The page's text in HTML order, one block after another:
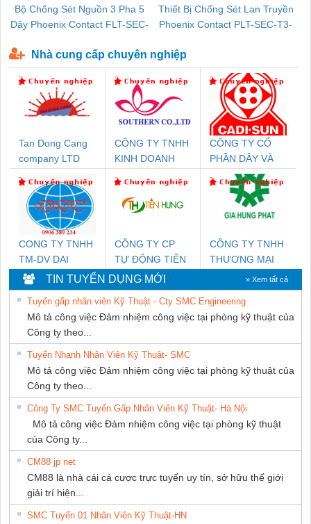
Bộ Chống Sét Nguồn 3 Pha 5
Dây Phoenix Contact FLT-SEC-
Thiết Bị Chống Sét Lan Truyền
Phoenix Contact PLT-SEC-T3-
Nhà cung cấp chuyên nghiệp
Tan Dong Cang
company LTD
CÔNG TY TNHH
KINH DOANH
PHƯƠNG NAM
CÔNG TY CỔ
PHẦN DÂY VÀ
CÁP ĐIỆN
THƯỢNG ĐÌNH
CONG TY TNHH
TM-DV DAI
DONG THANH
CÔNG TY CP
TỰ ĐỘNG TIẾN
HƯNG
CÔNG TY TNHH
THƯƠNG MẠI
DỊCH VỤ KỸ
THUẬT ĐIỆN CƠ
GIA HƯNG
PHÁT
TIN TUYỂN DỤNG MỚI » Xem tất cả
Tuyển gấp nhân viên Kỹ Thuật - Cty SMC Engineering
Mô tả công việc Đảm nhiệm công việc tại phòng kỹ thuật của
Công ty theo...
Tuyển Nhanh Nhân Viên Kỹ Thuật- SMC
Mô tả công việc Đảm nhiệm công việc tại phòng kỹ thuật của
Công ty theo...
Công Ty SMC Tuyển Gấp Nhân Viên Kỹ Thuật- Hà Nội
Mô tả công việc Đảm nhiệm công việc tại phòng kỹ thuật
của Công ty...
CM88 jp net
CM88 là nhà cái cá cược trực tuyến uy tín, sở hữu thế giới
giải trí hiện...
SMC Tuyển 01 Nhân Viên Kỹ Thuật-HN